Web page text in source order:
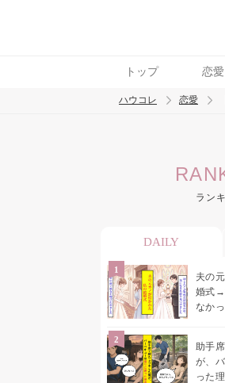
トップ 恋愛
トレンド ワード
ハウコレ 恋愛
ラン
DAILY
夫の
婚式→
なか
助手
が、
った